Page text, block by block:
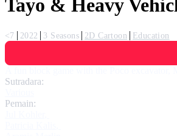
Tayo & Heavy
<7 2022 3 Seasons 2D Cartoon
Education
Sutradara:
Pemain: